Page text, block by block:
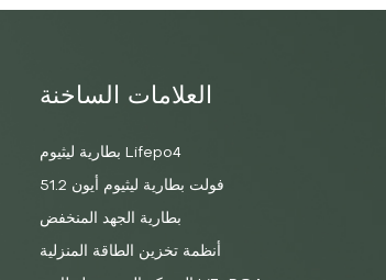
العلامات الساخنة
بطارية ليثيوم Lifepo4
51.2 فولت بطارية ليثيوم أيون
بطارية الجهد المنخفض
أنظمة تخزين الطاقة المنزلية